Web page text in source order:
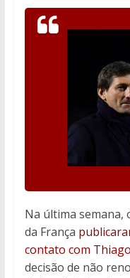
Na última semana,
da França
contato com
decisão de não